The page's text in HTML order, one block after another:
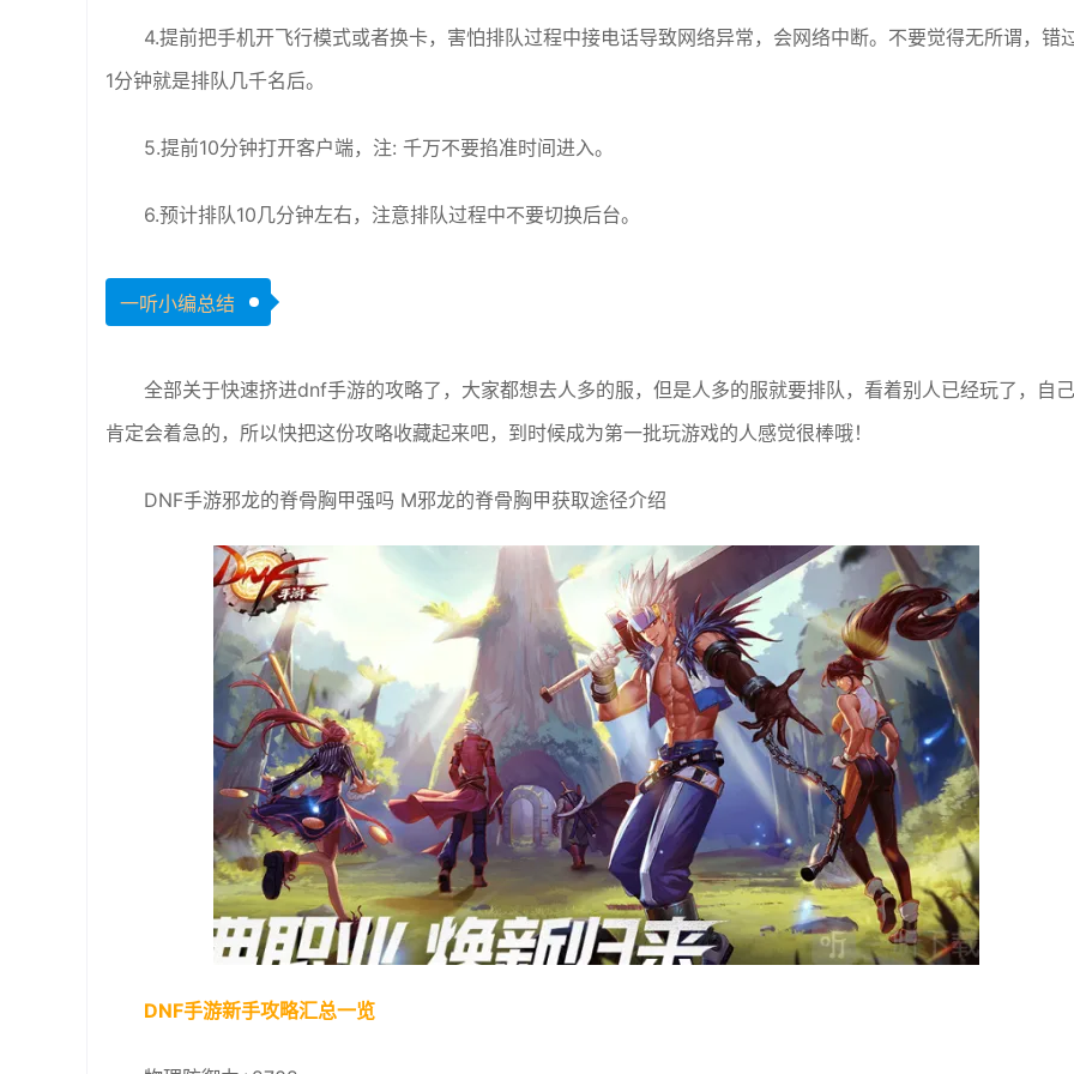
4.提前把手机开飞行模式或者换卡，害怕排队过程中接电话导致网络异常，会网络中断。不要觉得无所谓，错
1分钟就是排队几千名后。
5.提前10分钟打开客户端，注: 千万不要掐准时间进入。
6.预计排队10几分钟左右，注意排队过程中不要切换后台。
一听小编总结
全部关于快速挤进dnf手游的攻略了，大家都想去人多的服，但是人多的服就要排队，看着别人已经玩了，自己
肯定会着急的，所以快把这份攻略收藏起来吧，到时候成为第一批玩游戏的人感觉很棒哦！
DNF手游邪龙的脊骨胸甲强吗 M邪龙的脊骨胸甲获取途径介绍
DNF手游新手攻略汇总一览